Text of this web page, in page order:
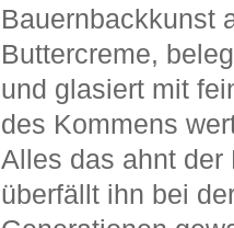
Bauernbackkunst
Buttercreme,
und glasiert mit
des Kommens
Alles das ahnt der
überfällt ihn bei